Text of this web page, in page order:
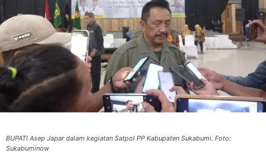
BUPATI Asep Japar dalam kegiatan Satpol PP Kabupaten Sukabumi. Foto:
Sukabuminow